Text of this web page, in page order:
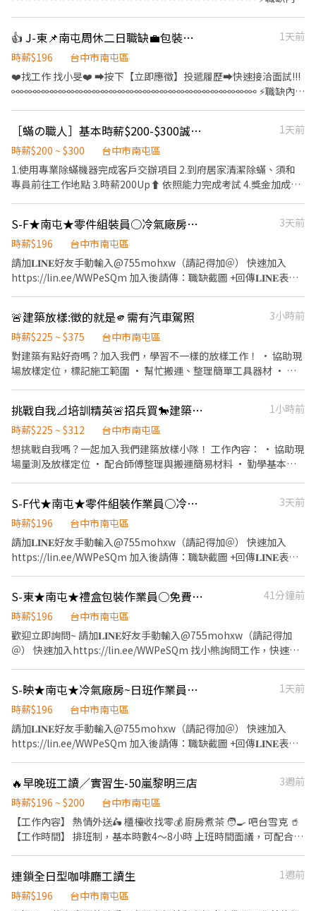
📌08:30～17:30（午休1小時） 💰薪資範圍:$30,500/月 (配合加班平
均約$30,500/月~$36800/月) 🎯【休假制度】周休二日(需配合加班)
💰【獎金制度】三節禮金 🎁【福利】 🎉冷氣廠區環境舒適不悶熱 🎉
可預支薪水 ✨ෆෆෆෆෆෆ📞應徵看這裡📞ෆෆෆෆෆෆ✨ ❤️‍服務專員:小旻
👍 J-東📌南屯周休二日職缺💼包裝作業員✅免費供餐💰三節禮金⭕️無經驗可
1天前
時薪$196
台中市南屯區
❤️‍找工作 找小旻❤️‍ ➡按下【立即應徵】投遞履歷➡快速接洽面試!!!
⚯⚯⚯⚯⚯⚯⚯⚯⚯⚯⚯⚯⚯⚯⚯⚯⚯⚯⚯⚯⚯⚯⚯⚯⚯⚯⚯⚯⚯ ⚡職缺內容
【工作時間、薪資】 📌日班:08:30~17:30 💰薪資: $196元/時 🎯【休
假制度】周休二日 見紅休 🎁【福利】 ⭐免費供餐 ⭐可以預支薪水
【典育專屬福利】 ⭐三節禮金(到職滿三個月以上享有) ✨ෆෆෆෆෆෆ📞
應徵看這裡📞ෆෆෆෆෆෆ✨ ❤️‍服務專員:小旻 ❤️‍加賴詢問:搜尋帳號
@547qfznf（記得加＠） ❤️‍點擊加入:https://lin.ee/TuSzLpe (加
［蟎の職人］基本時薪$200-$300誠徵除蟎業務專員 獎金加成時薪無上限
1天前
時薪$200 ~ $300
台中市南屯區
1.使用專業除蟎機器完成客戶交辦項目 2.到府居家清潔除蟎、須和
專員前往工作地點 3.時薪200Up⬆️ 依照能力完成考試 4.獎金加成時
限！！！ 8.平均薪資5-10萬 9.過年當月有機會超過10萬元 ！不需購
買機器也不用推銷機器！
S-F★南屯★零件組裝員○冷氣廠房○免費供餐○週休二日
3天前
時薪$196
台中市南屯區
請加𝐋𝐈𝐍𝐄好友手動輸入@755mohxw（請記得加＠） 快速加入
https://lin.ee/WWPeSQm 加入後請傳：職缺截圖 +回傳𝐋𝐈𝐍𝐄表單
作地點：(依公司分配) 台中市南屯區精科南路(台中經歷科學園區)
台中市南屯區工業區二十路(台中工業區) ⭐薪資待遇：薪資＄32000
⭐工作時間：日班 08:00～17:00(中間休息1小時) ⭐休假制度：週休
二日 ⭐工作內容 【製造部門】 ▪ 自行車避震器相關零件組裝 ▪ 生
以上享有） ▪ 期滿獎金6000元(需做滿三個月) ▪ 體檢補助(最高補
助900元，做滿三個月後發放) ▪ 介紹獎金500元，介紹朋友來上班
預約面試！ 請加𝐋𝐈𝐍𝐄好友手動輸入@755mohxw（請記得加＠）
快速加入https://lin.ee/WWPeSQm 加入後請傳：職缺截圖 + 回傳
𝐋𝐈𝐍𝐄表單 快速幫您安排面試 諮詢人員：小熊 將由⭐找工作-典育小
熊⭐為您服務 ❤️找工作找小熊 快速安排 快速上班❤️
🚨建築放樣:徵的就是🫵需有汽車駕照
3小時前
時薪$225 ~ $375
台中市南屯區
對建築有點好奇嗎？加入我們，學習不一樣的放樣工作！ • 協助現
場放樣定位，標記施工範圍 • 幫忙搬運、整理簡單工具器材 • 依
• 友善師傅帶領，團隊氣氛沒壓力 • 提供員工餐，不怕體力不夠
不用擔心沒經驗，只要有汽車駕照，大家一起快樂學習！
挑戰自我📐培訓精英🚨招兵買🐎建築放樣
1小時前
時薪$225 ~ $312
台中市南屯區
想挑戰自我嗎？一起加入我們建築放樣小隊！ 工作內容： • 協助現
場量測及放樣定位 • 配合師傅整理與搬運簡易材料 • 勤學基本工
• 基本工具現場教學 無需經驗，有心學習就放心來應徵，一起變厲
害！
S-F代★南屯★零件組裝作業員○冷氣房○免費供餐○週休二日
3天前
時薪$196
台中市南屯區
請加𝐋𝐈𝐍𝐄好友手動輸入@755mohxw（請記得加＠） 快速加入
https://lin.ee/WWPeSQm 加入後請傳：職缺截圖 +回傳𝐋𝐈𝐍𝐄表單
路(依公司分配) ⭐薪資待遇：薪資＄34000 ※夜班人員另有夜班津貼
＄6000-7000/月 ⭐工作時間 日班 08:00-12:00，13:00-17:00 ▲主
要徵日班 夜班 20:00-00:00，01:00-05:00 ※一年輪班1-2次，1次3
個月 ⭐工作內容 1.自行車避震器相關零件組裝 2.依據標準作業文
件，執行工作內容 3.發現及報告生產中的問題 4.遵守公司安全及5S
福利 ▪ 免費供餐 ▪ 免費下午茶 歡迎詢問！立即預約面試！ 請加
𝐋𝐈𝐍𝐄好友手動輸入@755mohxw（請記得加＠） 快速加入
快速幫您安排面試 諮詢人員：小熊 將由⭐找工作-典育小熊⭐為您服
務 ❤️找工作找小熊 快速安排 快速上班❤️
S-東★南屯★禮盒包裝作業員○免費供餐○簡單好上手○冷氣廠房工作
41分鐘前
時薪$196
台中市南屯區
歡迎立即詢問~ 請加𝐋𝐈𝐍𝐄好友手動輸入@755mohxw（請記得加
＠） 快速加入https://lin.ee/WWPeSQm 找小熊詢問工作，快速上
禮盒製作：流水線產品組裝、手作加工、檢驗、包裝出貨等作業。
⭐休假制度 週休二日、見紅休 ❤️公司福利 ▪ 三節禮金（任職滿3個
月以上享有） ▪ 免費供餐 ▪ 可預支薪水 ▪ 介紹獎金＄500，拉朋
友一起來工作(人數無上限) 歡迎立即詢問~ 請加𝐋𝐈𝐍𝐄好友手動輸入
@755mohxw（請記得加＠） 快速加入https://lin.ee/WWPeSQm
找工作-典育小熊⭐為您服務 ❤️找工作找小熊 快速安排 快速上班❤️
S-映★南屯★冷氣廠房~日班作業員○免經驗○不穿無塵衣○週休二日
1天前
時薪$196
台中市南屯區
請加𝐋𝐈𝐍𝐄好友手動輸入@755mohxw（請記得加＠） 快速加入
https://lin.ee/WWPeSQm 加入後請傳：職缺截圖 +回傳𝐋𝐈𝐍𝐄表單
區19路 ⭐薪資待遇 ▪ 薪資：＄30500 ⭐工作時間：08:30－17:30
(中間休息1小時) ⭐工作內容 【生產部門】 ▪ 產品組裝作業 ▪ 產品
加工、檢驗、包裝作業 ⭐休假制度 ▪ 週休二日 ❤️公司福利 ▪ 公司
補助餐費50元(自付30元) ▪ 加班點心免費 ▪ 三節禮金（到職滿3個
@755mohxw（請記得加＠） 快速加入https://lin.ee/WWPeSQm
加入後請傳：職缺截圖 + 回傳𝐋𝐈𝐍𝐄表單 快速幫您安排面試 諮詢人
🔥早晚班工讀／實習生-50嵐黎明三店
3週前
時薪$196 ~ $200
台中市南屯區
【工作內容】 熱情外送🛵 櫃檯收找零💰 廚房煮茶 🧑‍🍳 吧台雪克 🥤
【工作時間】 排班制，基本時數4～8小時 上班時間面議，可配合課
退、免費員工飲品、生日禮金、三節禮金與中秋禮品、油資津貼、
打烊津貼、特休代金、尾牙
連鎖全日型咖啡廳工讀生
1週前
時薪$196
台中市南屯區